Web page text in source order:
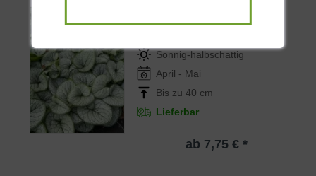
Sonnig-halbschattig
April - Mai
Bis zu 40 cm
Lieferbar
ab 7,75 € *